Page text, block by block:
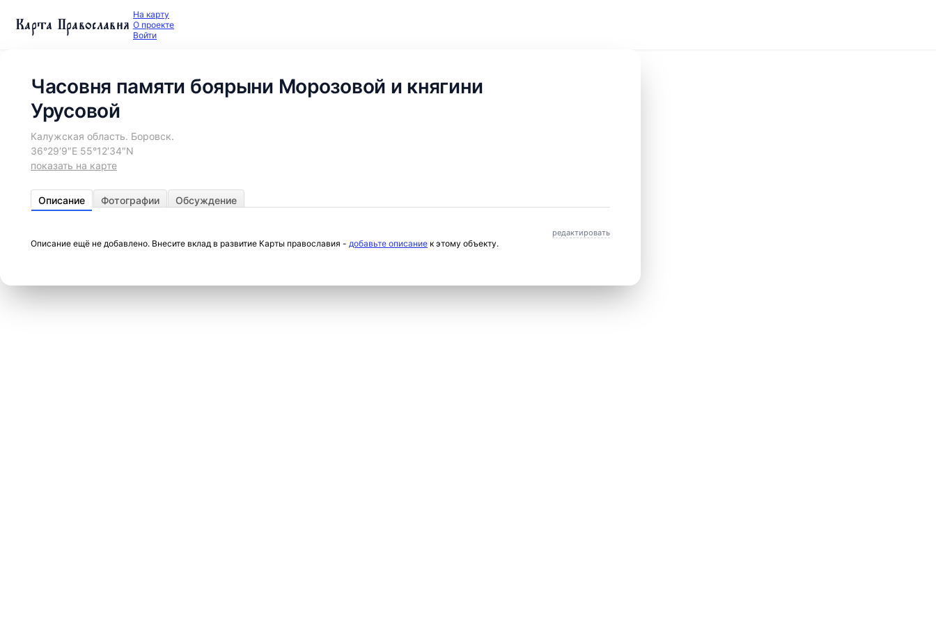
Карта Православия На карту
О проекте
Войти
Часовня памяти боярыни Морозовой и княгини
Урусовой
Калужская область. Боровск.
36°29′9″E 55°12′34″N
показать на карте
Описание Фотографии Обсуждение
редактировать
Описание ещё не добавлено. Внесите вклад в развитие Карты православия - добавьте описание к этому объекту.